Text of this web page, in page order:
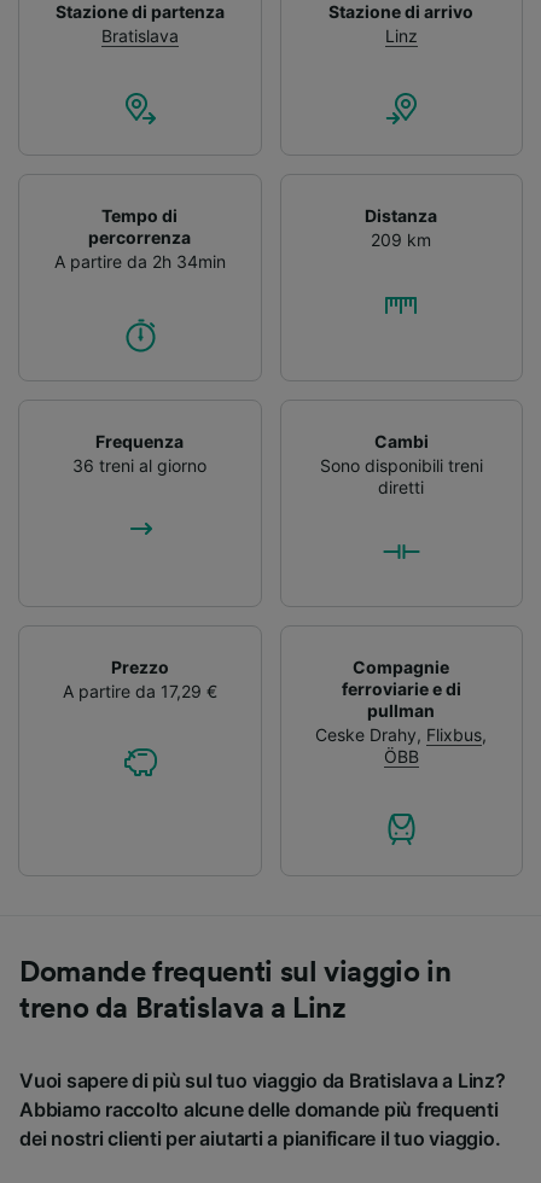
Stazione di partenza
Bratislava
Stazione di arrivo
Linz
Tempo di
percorrenza
A partire da 2h 34min
Distanza
209 km
Frequenza
36 treni al giorno
Cambi
Sono disponibili treni
diretti
Prezzo
A partire da 17,29 €
Compagnie
ferroviarie e di
pullman
Ceske Drahy, Flixbus,
ÖBB
Domande frequenti sul viaggio in
treno da Bratislava a Linz
Vuoi sapere di più sul tuo viaggio da Bratislava a Linz?
Abbiamo raccolto alcune delle domande più frequenti
dei nostri clienti per aiutarti a pianificare il tuo viaggio.